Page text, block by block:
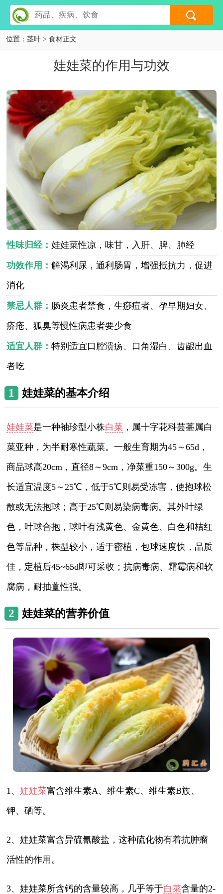
位置： 茎叶 > 食材正文
娃娃菜的作用与功效
性味归经：娃娃菜性凉，味甘，入肝、脾、肺经
功效作用：解渴利尿，通利肠胃，增强抵抗力，促进
消化
禁忌人群： 肠炎患者禁食，生痧痘者、孕早期妇女、
疥疮、狐臭等慢性病患者要少食
适宜人群：特别适宜口腔溃疡、口角湿白、齿龈出血
者吃
1 娃娃菜的基本介绍
娃娃菜是一种袖珍型小株白菜 ，属十字花科芸薹属白
菜亚种，为半耐寒性蔬菜。一般生育期为45～65d，
商品球高20cm，直径8～9cm，净菜重150～300g。生
长适宜温度5～25℃，低于5℃则易受冻害，使抱球松
散或无法抱球；高于25℃则易染病毒病。其外叶绿
色，叶球合抱，球叶有浅黄色、金黄色、白色和桔红
色等品种，株型较小，适于密植，包球速度快，品质
佳，定植后45~65d即可采收；抗病毒病、霜霉病和软
腐病，耐抽薹性强。
2 娃娃菜的营养价值
1、娃娃菜富含维生素A、维生素C、维生素B族、
钾、硒等。
2、娃娃菜富含异硫氰酸盐，这种硫化物有着抗肿瘤
活性的作用。
3、娃娃菜所含钙的含量较高，几乎等于白菜含量的2-